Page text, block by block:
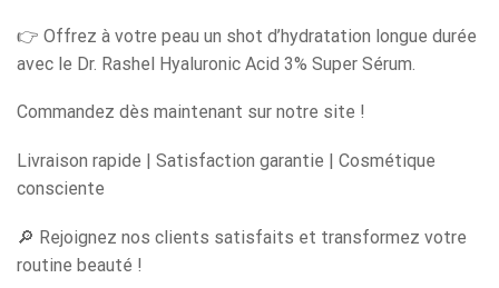
👉 Offrez à votre peau un shot d’hydratation longue durée
avec le Dr. Rashel Hyaluronic Acid 3% Super Sérum.
Commandez dès maintenant sur notre site !
Livraison rapide | Satisfaction garantie | Cosmétique
consciente
🔎 Rejoignez nos clients satisfaits et transformez votre
routine beauté !